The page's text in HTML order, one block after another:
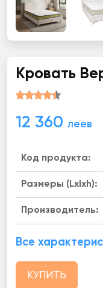
Кровать
12 360 леев
Код продукта:
Размеры (Lxlxh):
Производитель:
Все
КУПИТЬ